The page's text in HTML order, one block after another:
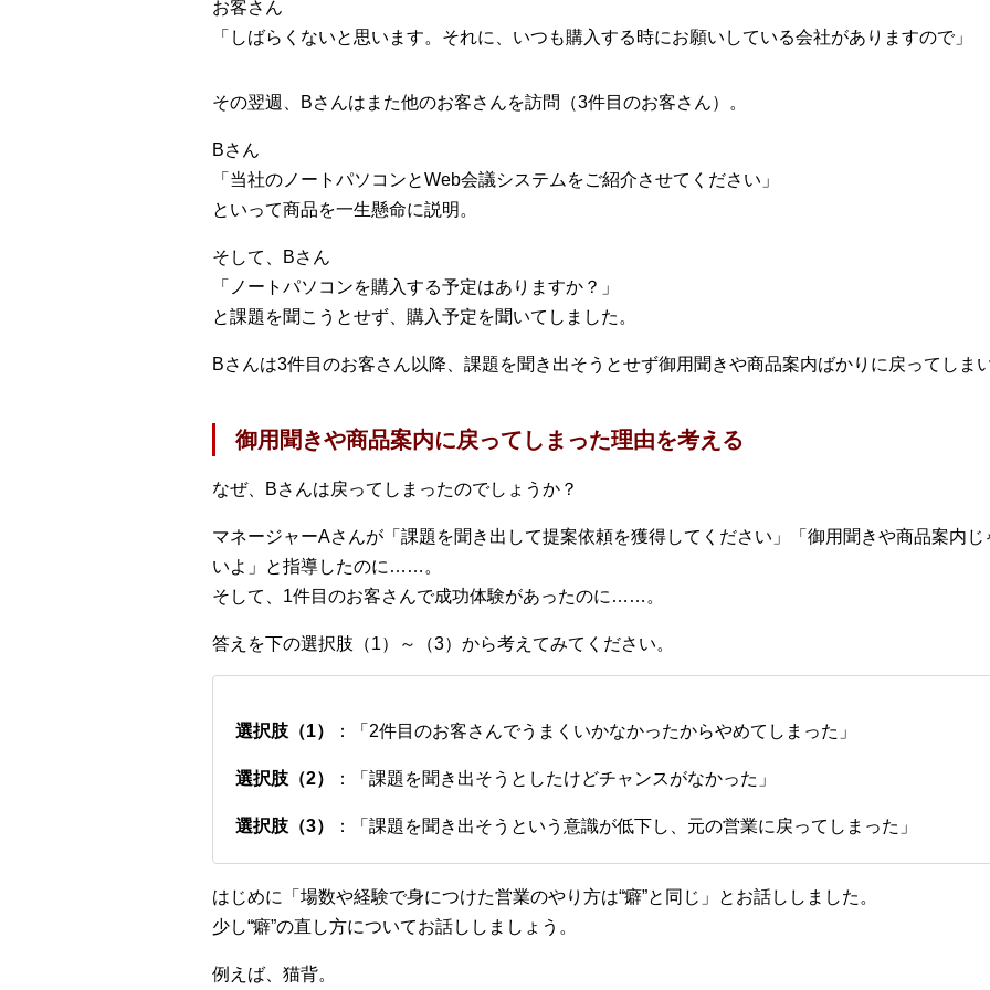
お客さん
「しばらくないと思います。それに、いつも購入する時にお願いしている会社がありますので」
その翌週、Bさんはまた他のお客さんを訪問（3件目のお客さん）。
Bさん
「当社のノートパソコンとWeb会議システムをご紹介させてください」
といって商品を一生懸命に説明。
そして、Bさん
「ノートパソコンを購入する予定はありますか？」
と課題を聞こうとせず、購入予定を聞いてしました。
Bさんは3件目のお客さん以降、課題を聞き出そうとせず御用聞きや商品案内ばかりに戻ってしま
御用聞きや商品案内に戻ってしまった理由を考える
なぜ、Bさんは戻ってしまったのでしょうか？
マネージャーAさんが「課題を聞き出して提案依頼を獲得してください」「御用聞きや商品案内
いよ」と指導したのに……。
そして、1件目のお客さんで成功体験があったのに……。
答えを下の選択肢（1）～（3）から考えてみてください。
選択肢（1） ：「2件目のお客さんでうまくいかなかったからやめてしまった」
選択肢（2） ：「課題を聞き出そうとしたけどチャンスがなかった」
選択肢（3） ：「課題を聞き出そうという意識が低下し、元の営業に戻ってしまった」
はじめに「場数や経験で身につけた営業のやり方は“癖”と同じ」とお話ししました。
少し“癖”の直し方についてお話ししましょう。
例えば、猫背。